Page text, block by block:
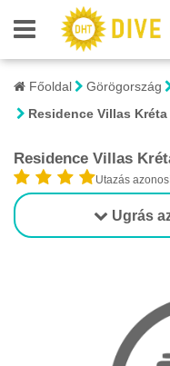
Főoldal Görögország
Residence Villas Kréta
Residence Villas
Utazás
Ugrás